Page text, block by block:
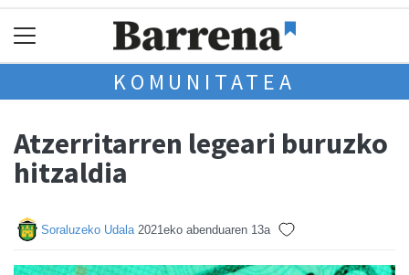
KOMUNITATEA
Atzerritarren legeari buruzko
hitzaldia
Soraluzeko Udala 2021eko abenduaren 13a